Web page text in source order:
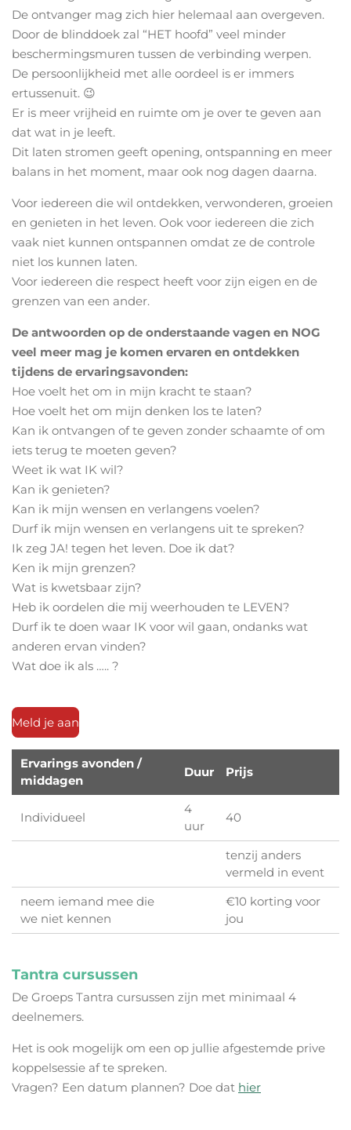
De ontvanger mag zich hier helemaal aan overgeven.
Door de blinddoek zal “HET hoofd” veel minder
beschermingsmuren tussen de verbinding werpen.
De persoonlijkheid met alle oordeel is er immers
ertussenuit. 😉
Er is meer vrijheid en ruimte om je over te geven aan
dat wat in je leeft.
Dit laten stromen geeft opening, ontspanning en meer
balans in het moment, maar ook nog dagen daarna.
Voor iedereen die wil ontdekken, verwonderen, groeien
en genieten in het leven. Ook voor iedereen die zich
vaak niet kunnen ontspannen omdat ze de controle
niet los kunnen laten.
Voor iedereen die respect heeft voor zijn eigen en de
grenzen van een ander.
De antwoorden op de onderstaande vagen en NOG
veel meer mag je komen ervaren en ontdekken
tijdens de ervaringsavonden:
Hoe voelt het om in mijn kracht te staan?
Hoe voelt het om mijn denken los te laten?
Kan ik ontvangen of te geven zonder schaamte of om
iets terug te moeten geven?
Weet ik wat IK wil?
Kan ik genieten?
Kan ik mijn wensen en verlangens voelen?
Durf ik mijn wensen en verlangens uit te spreken?
Ik zeg JA! tegen het leven. Doe ik dat?
Ken ik mijn grenzen?
Wat is kwetsbaar zijn?
Heb ik oordelen die mij weerhouden te LEVEN?
Durf ik te doen waar IK voor wil gaan, ondanks wat
anderen ervan vinden?
Wat doe ik als ….. ?
Meld je aan
Ervarings avonden /
middagen
Duur Prijs
Individueel
4
uur
40
tenzij anders
vermeld in event
neem iemand mee die
we niet kennen
€10 korting voor
jou
Tantra cursussen
De Groeps Tantra cursussen zijn met minimaal 4
deelnemers.
Het is ook mogelijk om een op jullie afgestemde prive
koppelsessie af te spreken.
Vragen? Een datum plannen? Doe dat hier